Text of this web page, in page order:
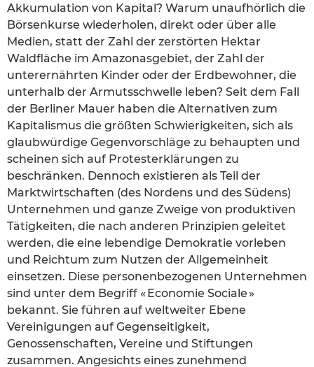
Akkumulation von Kapital? Warum unaufhörlich die
Börsenkurse wiederholen, direkt oder über alle
Medien, statt der Zahl der zerstörten Hektar
Waldfläche im Amazonasgebiet, der Zahl der
unterernährten Kinder oder der Erdbewohner, die
unterhalb der Armutsschwelle leben? Seit dem Fall
der Berliner Mauer haben die Alternativen zum
Kapitalismus die größten Schwierigkeiten, sich als
glaubwürdige Gegenvorschläge zu behaupten und
scheinen sich auf Protesterklärungen zu
beschränken. Dennoch existieren als Teil der
Marktwirtschaften (des Nordens und des Südens)
Unternehmen und ganze Zweige von produktiven
Tätigkeiten, die nach anderen Prinzipien geleitet
werden, die eine lebendige Demokratie vorleben
und Reichtum zum Nutzen der Allgemeinheit
einsetzen. Diese personenbezogenen Unternehmen
sind unter dem Begriff « Economie Sociale »
bekannt. Sie führen auf weltweiter Ebene
Vereinigungen auf Gegenseitigkeit,
Genossenschaften, Vereine und Stiftungen
zusammen. Angesichts eines zunehmend